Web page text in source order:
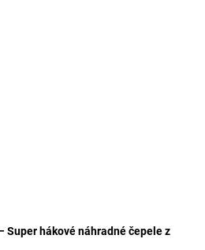
Super hákové náhradné čepele z